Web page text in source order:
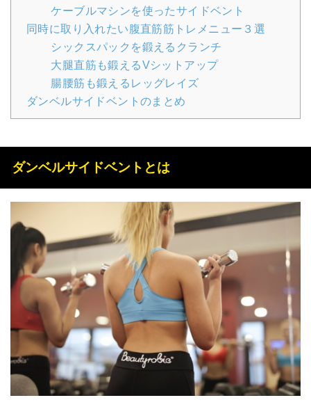
ケーブルマシンを使ったサイドベント
同時に取り入れたい腹直筋筋トレメニュー３選
シックスパックを鍛えるクランチ
大腿直筋も鍛えるVシットアップ
腸腰筋も鍛えるレッグレイズ
ダンベルサイドベントのまとめ
ダンベルサイドベントとは